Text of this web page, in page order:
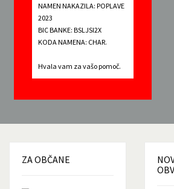
NAMEN NAKAZILA: POPLAVE
2023
BIC BANKE: BSLJSI2X
KODA NAMENA: CHAR.
Hvala vam za vašo pomoč.
ZAOBČANE